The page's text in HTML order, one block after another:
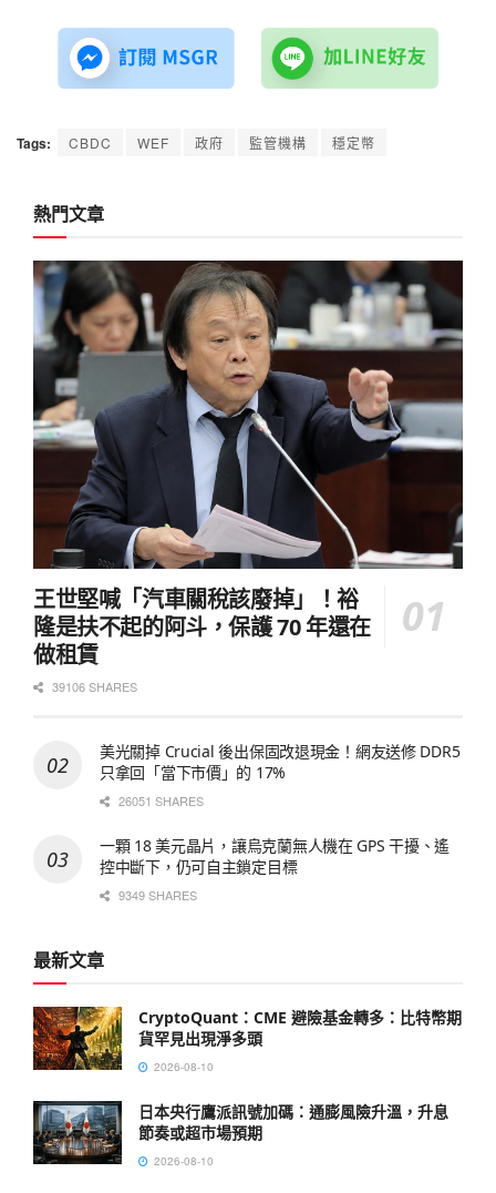
Tags: CBDC WEF 政府 監管機構 穩定幣
熱門文章
王世堅喊「汽車關稅該廢掉」！裕
隆是扶不起的阿斗，保護 70 年還在
做租賃
39106 SHARES
美光關掉 Crucial 後出保固改退現金！網友送修 DDR5
只拿回「當下市價」的 17%
26051 SHARES
一顆 18 美元晶片，讓烏克蘭無人機在 GPS 干擾、遙
控中斷下，仍可自主鎖定目標
9349 SHARES
最新文章
CryptoQuant：CME 避險基金轉多：比特幣期
貨罕見出現淨多頭
2026-08-10
日本央行鷹派訊號加碼：通膨風險升溫，升息
節奏或超市場預期
2026-08-10